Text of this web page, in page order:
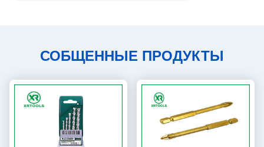
СОБЩЕННЫЕ ПРОДУКТЫ